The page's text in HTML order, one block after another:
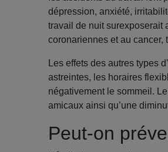
dépression, anxiété,
travail de nuit surexposerait
coronariennes et au cancer,
Les effets des autres types
astreintes, les horaires
négativement le sommeil.
amicaux ainsi qu’une
Peut-on